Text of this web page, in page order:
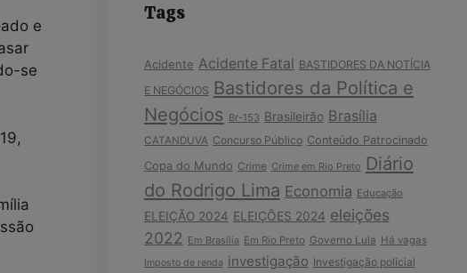
e
se
Tags
Acidente Acidente Fatal BASTIDORES DA NOTÍCIA
E NEGÓCIOS Bastidores da Política e
Negócios Br-153 Brasileirão Brasília
CATANDUVA Concurso Público Conteúdo Patrocinado
Copa do Mundo Crime Crime em Rio Preto Diário
do Rodrigo Lima Economia Educação
ELEIÇÃO 2024 ELEIÇÕES 2024 eleições
2022 Em Brasília Em Rio Preto Governo Lula Há vagas
Imposto de renda investigação Investigação policial